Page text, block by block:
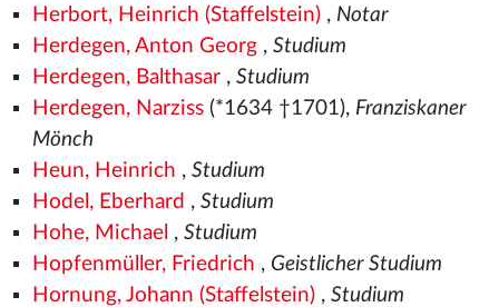
Herbort, Heinrich (Staffelstein), Notar
Herdegen, Anton Georg, Studium
Herdegen, Balthasar, Studium
Herdegen, Narziss(*1634 †1701), Franziskaner
Mönch
Heun, Heinrich , Studium
Hodel, Eberhard , Studium
Hohe, Michael , Studium
Hopfenmüller, Friedrich , Geistlicher Studium
Hornung, Johann (Staffelstein), Studium